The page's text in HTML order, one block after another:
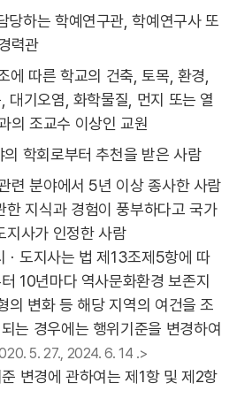
당하는 학예연구관, 학예연구사 또
력관
에 따른 학교의 건축, 토목, 환경,
대기오염, 화학물질, 먼지 또는 열
의 조교수 이상인 교원
학회로부터 추천을 받은 사람
련 분야에서 5년 이상 종사한 사람
한 지식과 경험이 풍부하다고 국가
지사가 인정한 사람
도지사는 법 제13조제5항에 따
10년마다 역사문화환경 보존지
의 변화 등 해당 지역의 여건을 조
는 경우에는 행위기준을 변경하여
5. 27., 2024. 6. 14 .>
변경에 관하여는 제1항 및 제2항